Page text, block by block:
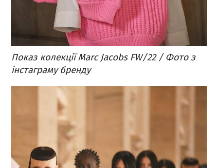
Показ колекції Marc Jacobs FW/22 / Фото з
інстаграму бренду